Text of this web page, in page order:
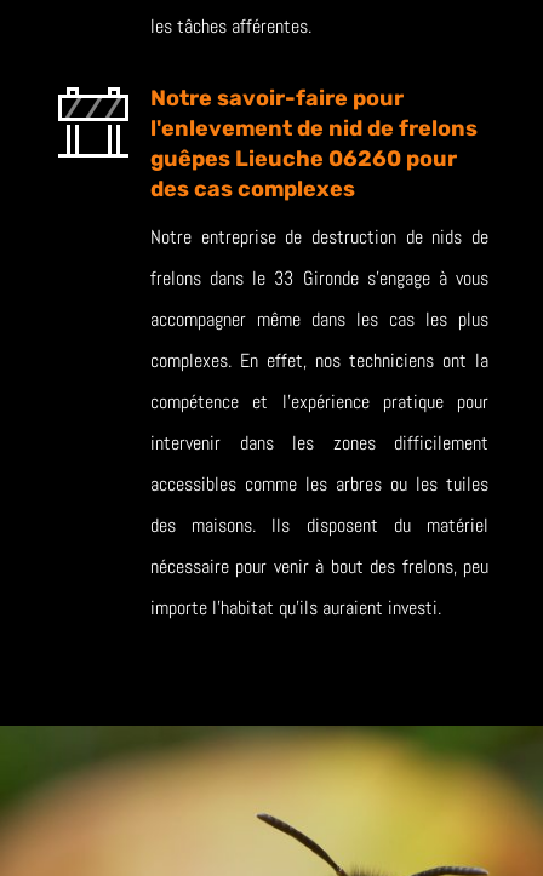
les tâches afférentes.
Notre savoir-faire pour
l'enlevement de nid de frelons
guêpes Lieuche 06260 pour
des cas complexes
Notre entreprise de destruction de nids de
frelons dans le 33 Gironde s’engage à vous
accompagner même dans les cas les plus
complexes. En effet, nos techniciens ont la
compétence et l’expérience pratique pour
intervenir dans les zones difficilement
accessibles comme les arbres ou les tuiles
des maisons. Ils disposent du matériel
nécessaire pour venir à bout des frelons, peu
importe l’habitat qu’ils auraient investi.